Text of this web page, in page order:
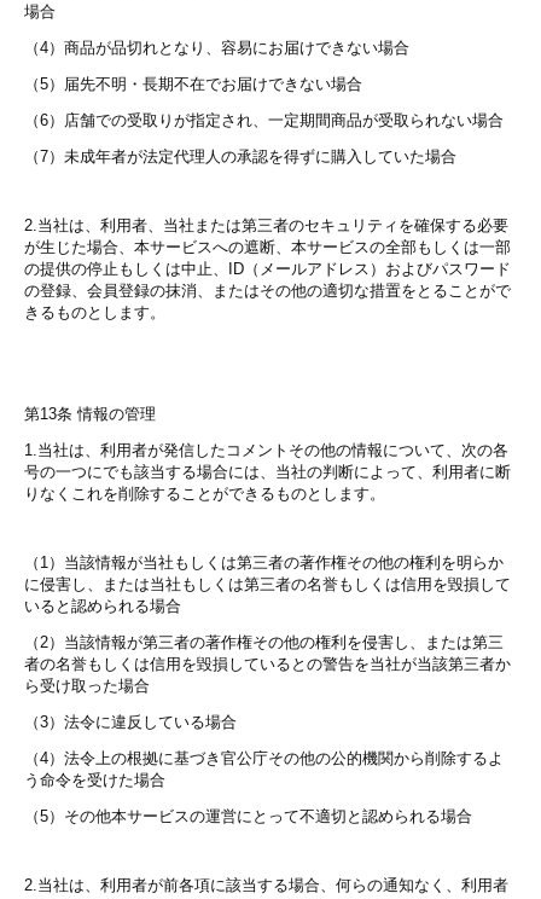
場合
（4）商品が品切れとなり、容易にお届けできない場合
（5）届先不明・長期不在でお届けできない場合
（6）店舗での受取りが指定され、一定期間商品が受取られない場合
（7）未成年者が法定代理人の承認を得ずに購入していた場合
2.当社は、利用者、当社または第三者のセキュリティを確保する必要
が生じた場合、本サービスへの遮断、本サービスの全部もしくは一部
の提供の停止もしくは中止、ID（メールアドレス）およびパスワード
の登録、会員登録の抹消、またはその他の適切な措置をとることがで
きるものとします。
第13条 情報の管理
1.当社は、利用者が発信したコメントその他の情報について、次の各
号の一つにでも該当する場合には、当社の判断によって、利用者に断
りなくこれを削除することができるものとします。
（1）当該情報が当社もしくは第三者の著作権その他の権利を明らか
に侵害し、または当社もしくは第三者の名誉もしくは信用を毀損して
いると認められる場合
（2）当該情報が第三者の著作権その他の権利を侵害し、または第三
者の名誉もしくは信用を毀損しているとの警告を当社が当該第三者か
ら受け取った場合
（3）法令に違反している場合
（4）法令上の根拠に基づき官公庁その他の公的機関から削除するよ
う命令を受けた場合
（5）その他本サービスの運営にとって不適切と認められる場合
2.当社は、利用者が前各項に該当する場合、何らの通知なく、利用者